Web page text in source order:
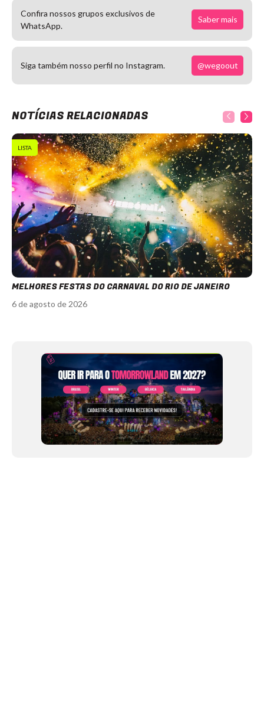
Confira nossos grupos exclusivos de
WhatsApp.
Saber mais
Siga também nosso perfil no Instagram. @wegoout
NOTÍCIAS RELACIONADAS
LISTA
MELHORES FESTAS DO CARNAVAL DO RIO DE JANEIRO
6 de agosto de 2026